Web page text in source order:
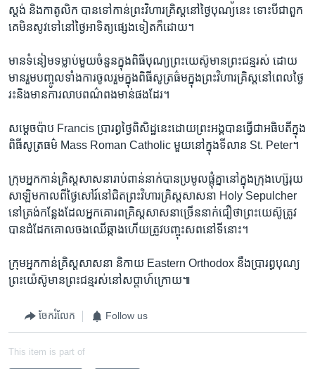
ស្តង់ និង​កាតូលិក ​បាន​ទៅ​កាន់​ព្រះវិហារ​គ្រិស្ត​នៅ​ថ្ងៃ​បុណ្យ​នេះ​ ​ទោះ​បី​ជា​ពួក​
គេ​មិន​សូវ​ទៅ​នៅ​ថ្ងៃ​អាទិត្យ​ផ្សេង​ទៀត​ក៏​ដោយ។​
មាន​ទំនៀម​ទម្លាប់​មួយ​ចំនួន​ក្នុង​ពិធី​បុណ្យ​ព្រះយេស៊ូ​មាន​ព្រះ​ជន្ម​រស់​ ​ដោយ
មាន​រួម​បញ្ចូល​ទាំង​ការចូលរួម​ក្នុង​ពិធី​សូត្រធ៌ម​ក្នុង​ព្រះវិហារ​គ្រិស្ត​នៅ​ពេល​ថ្ងៃ​
រះ​និង​មាន​ការ​លាប​ពណ៌​ពង​មាន់​ផង​ដែរ។
សម្តេច​ប៉ាប Francis ប្រារព្ធ​ថ្ងៃ​ពិសិដ្ឋ​នេះ​ដោយ​ព្រះអង្គ​បាន​ធ្វើ​ជា​អធិបតី​ក្នុង​
ពិ​ធី​សូត្រ​ធម៌​ Mass Roman Catholic មួយ​នៅ​ក្នុង​ទីលាន​ St. Peter។​
ក្រុម​អ្នក​កាន់​គ្រិស្ត​សាសនា​រាប់​ពាន់​នាក់​បាន​ប្រមូល​ផ្តុំ​គ្នា​នៅ​ក្នុង​ក្រុង​ហ្ស៊េរុយ
សាឡិម​កាល​ពី​ថ្ងៃ​សៅរ៍​នៅ​ជិត​ព្រះវិហារ​គ្រិស្ត​សាសនា​ Holy Sepulcher ​
នៅ​ត្រង់​កន្លែង​ដែល​អ្នក​គោរព​គ្រិស្ត​សាសនា​ច្រើន​នាក់​ជឿ​ថា​ព្រះយេស៊ូ​ត្រូវ​
បាន​ដំ​ដែក​គោល​ចងឈើ​ឆ្កាង​ហើយ​ត្រូវ​បញ្ចុះ​សព​នៅ​ទី​នោះ​។
ក្រុម​អ្នក​កាន់​គ្រិស្ត​សាសនា​ និកាយ​ Eastern Orthodox នឹង​ប្រារព្ធ​បុណ្យ​
ព្រះ​យ៉េស៊ូ​មាន​ព្រះជន្ម​រស់​នៅ​សប្តាហ៍​ក្រោយ៕
ចែករំលែក Follow us
This item is part of